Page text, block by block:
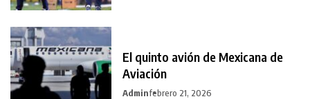
El quinto avión de Mexicana de
Aviación
Adminfebrero 21, 2026